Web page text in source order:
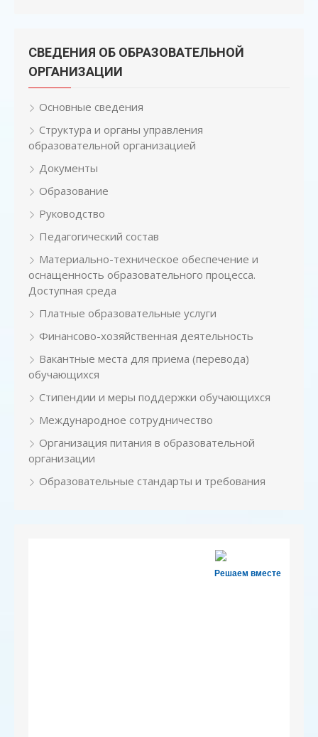
СВЕДЕНИЯ ОБ ОБРАЗОВАТЕЛЬНОЙ
ОРГАНИЗАЦИИ
Основные сведения
Структура и органы управления
образовательной организацией
Документы
Образование
Руководство
Педагогический состав
Материально-техническое обеспечение и
оснащенность образовательного процесса.
Доступная среда
Платные образовательные услуги
Финансово-хозяйственная деятельность
Вакантные места для приема (перевода)
обучающихся
Стипендии и меры поддержки обучающихся
Международное сотрудничество
Организация питания в образовательной
организации
Образовательные стандарты и требования
Решаем вместе